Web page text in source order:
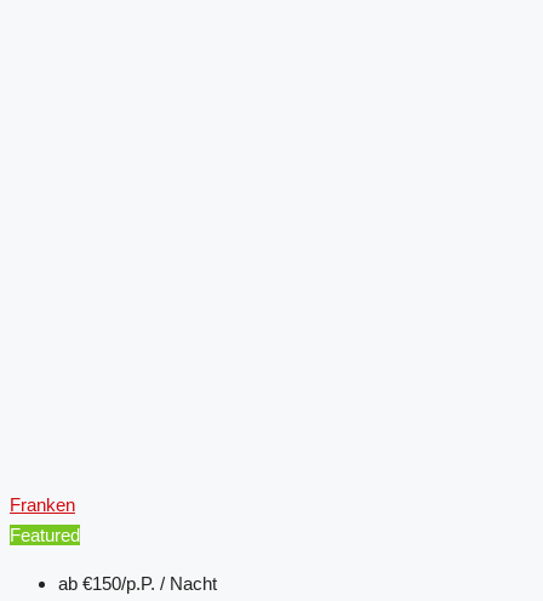
Franken
Featured
ab €150/p.P. / Nacht